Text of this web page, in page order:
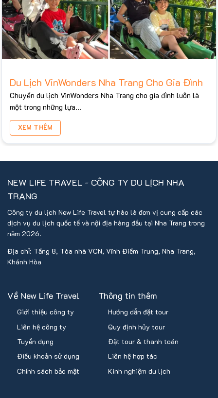
Du Lịch VinWonders Nha Trang Cho Gia Đình
Chuyến du lịch VinWonders Nha Trang cho gia đình luôn là
một trong những lựa...
XEM THÊM
NEW LIFE TRAVEL - CÔNG TY DU LỊCH NHA
TRANG
Công ty du lịch New Life Travel tự hào là đơn vị cung cấp các
dịch vụ du lịch quốc tế và nội địa hàng đầu tại Nha Trang trong
năm 2026.
Địa chỉ: Tầng 8, Tòa nhà VCN, Vĩnh Điềm Trung, Nha Trang,
Khánh Hòa
Về New Life Travel
Giới thiệu công ty
Liên hệ công ty
Tuyển dụng
Điều khoản sử dụng
Chính sách bảo mật
Thông tin thêm
Hướng dẫn đặt tour
Quy định hủy tour
Đặt tour & thanh toán
Liên hệ hợp tác
Kinh nghiệm du lịch